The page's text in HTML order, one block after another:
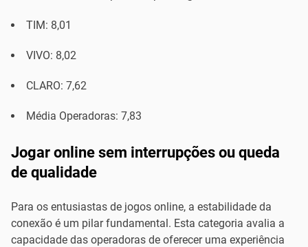
TIM: 8,01
VIVO: 8,02
CLARO: 7,62
Média Operadoras: 7,83
Jogar online sem interrupções ou queda
de qualidade
Para os entusiastas de jogos online, a estabilidade da
conexão é um pilar fundamental. Esta categoria avalia a
capacidade das operadoras de oferecer uma experiência